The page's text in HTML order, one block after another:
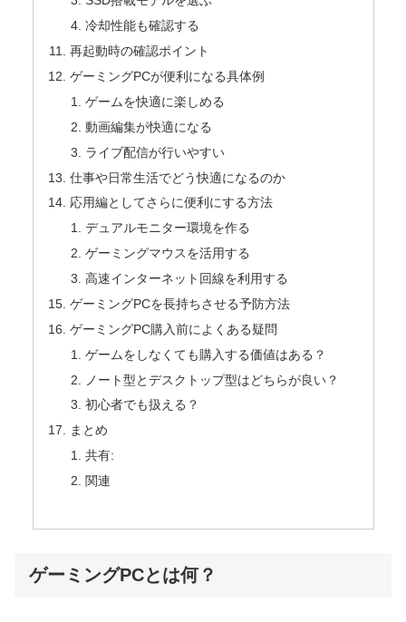
冷却性能も確認する
再起動時の確認ポイント
ゲーミングPCが便利になる具体例
ゲームを快適に楽しめる
動画編集が快適になる
ライブ配信が行いやすい
仕事や日常生活でどう快適になるのか
応用編としてさらに便利にする方法
デュアルモニター環境を作る
ゲーミングマウスを活用する
高速インターネット回線を利用する
ゲーミングPCを長持ちさせる予防方法
ゲーミングPC購入前によくある疑問
ゲームをしなくても購入する価値はある？
ノート型とデスクトップ型はどちらが良い？
初心者でも扱える？
まとめ
共有:
関連
ゲーミングPCとは何？